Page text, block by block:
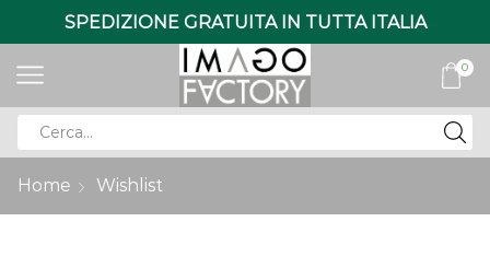
SPEDIZIONE GRATUITA IN TUTTA ITALIA
0
input
Home Wishlist